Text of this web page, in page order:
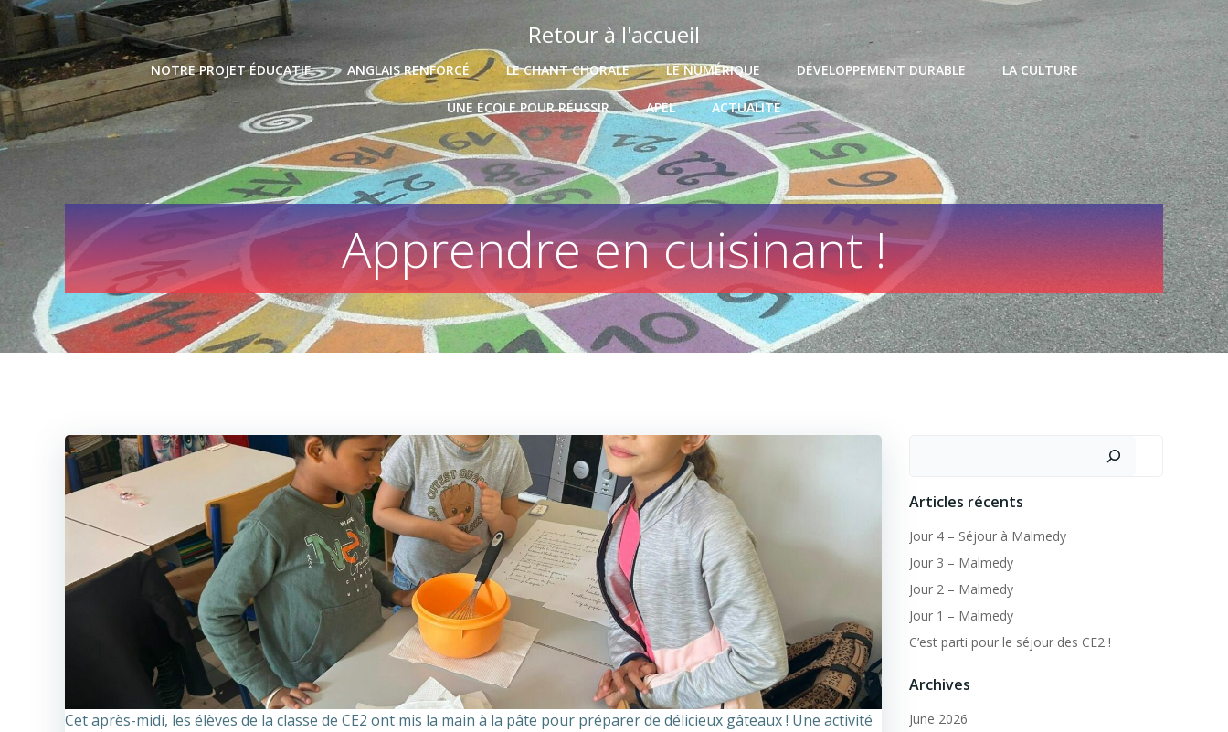
Skip
to
content
Retour à l'accueil
NOTRE PROJET ÉDUCATIF ANGLAIS RENFORCÉ LE CHANT CHORALE LE NUMÉRIQUE DÉVELOPPEMENT DURABLE LA CULTURE
UNE ÉCOLE POUR RÉUSSIR APEL ACTUALITÉ
Apprendre en cuisinant !
Cetaprès-midi, les élèves de la classe de CE2 ont mis la main à la pâte pour préparer de délicieux gâteaux ! Une activité
Articles récents
Jour 4 – Séjour à Malmedy
Jour 3 – Malmedy
Jour 2 – Malmedy
Jour 1 – Malmedy
C’est parti pour le séjour des CE2 !
Archives
June 2026